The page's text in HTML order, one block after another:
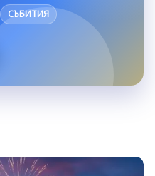
СЪБИТИЯ